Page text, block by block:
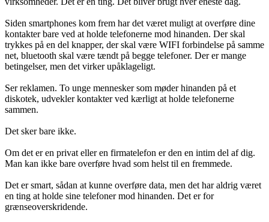
Siden smartphones kom frem har det været muligt at overføre dine
kontakter bare ved at holde telefonerne mod hinanden. Der skal
trykkes på en del knapper, der skal være WIFI forbindelse på samme
net, bluetooth skal være tændt på begge telefoner. Der er mange
betingelser, men det virker upåklageligt.
Ser reklamen. To unge mennesker som møder hinanden på et
diskotek, udvekler kontakter ved kærligt at holde telefonerne
sammen.
Det sker bare ikke.
Om det er en privat eller en firmatelefon er den en intim del af dig.
Man kan ikke bare overføre hvad som helst til en fremmede.
Det er smart, sådan at kunne overføre data, men det har aldrig været
en ting at holde sine telefoner mod hinanden. Det er for
grænseoverskridende.